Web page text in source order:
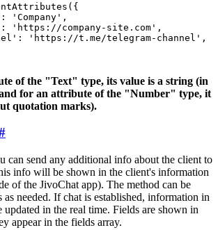
'Company',
'https://company-site.com',
'https://t.me/telegram-channel',
of the "Text" type, its value is a string (in
for an attribute of the "Number" type, it
quotation marks).
can send any additional info about the client to
info will be shown in the client's information
of the JivoChat app). The method can be
as needed. If chat is established, information in
in the real time. Fields are shown in
appear in the fields array.